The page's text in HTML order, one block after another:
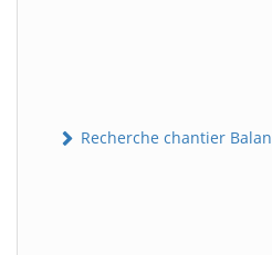
Recherche chantier Balan